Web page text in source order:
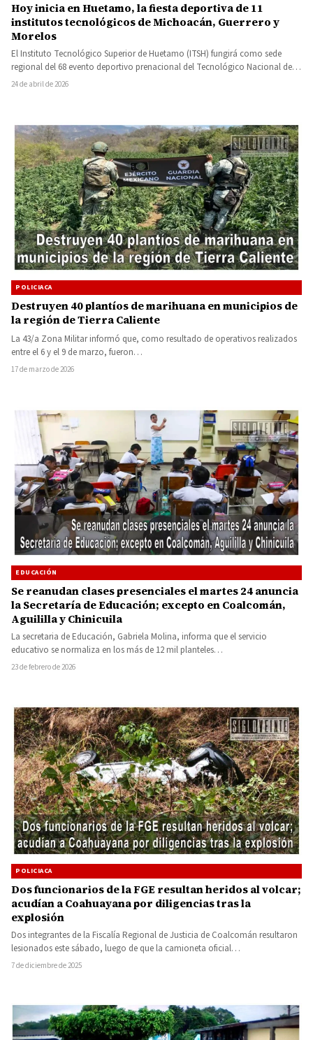
Hoy inicia en Huetamo, la fiesta deportiva de 11
institutos tecnológicos de Michoacán, Guerrero y
Morelos
El Instituto Tecnológico Superior de Huetamo (ITSH) fungirá como sede
regional del 68 evento deportivo prenacional del Tecnológico Nacional de…
24 de abril de 2026
POLICIACA
Destruyen 40 plantíos de marihuana en municipios de
la región de Tierra Caliente
La 43/a Zona Militar informó que, como resultado de operativos realizados
entre el 6 y el 9 de marzo, fueron…
17 de marzo de 2026
EDUCACIÓN
Se reanudan clases presenciales el martes 24 anuncia
la Secretaría de Educación; excepto en Coalcomán,
Aguililla y Chinicuila
La secretaria de Educación, Gabriela Molina, informa que el servicio
educativo se normaliza en los más de 12 mil planteles…
23 de febrero de 2026
POLICIACA
Dos funcionarios de la FGE resultan heridos al volcar;
acudían a Coahuayana por diligencias tras la
explosión
Dos integrantes de la Fiscalía Regional de Justicia de Coalcomán resultaron
lesionados este sábado, luego de que la camioneta oficial…
7 de diciembre de 2025